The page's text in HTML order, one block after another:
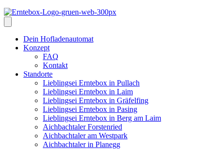
Dein Hofladenautomat
Konzept
FAQ
Kontakt
Standorte
Lieblingsei Erntebox in Pullach
Lieblingsei Erntebox in Laim
Lieblingsei Erntebox in Gräfelfing
Lieblingsei Erntebox in Pasing
Lieblingsei Erntebox in Berg am Laim
Aichbachtaler Forstenried
Aichbachtaler am Westpark
Aichbachtaler in Planegg